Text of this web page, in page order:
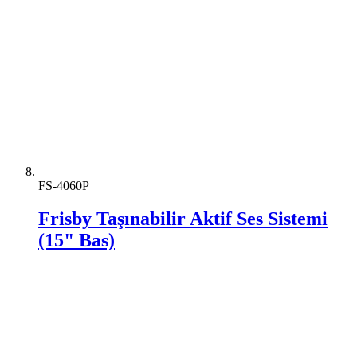
FS-4060P
Frisby Taşınabilir Aktif Ses Sistemi
(15" Bas)